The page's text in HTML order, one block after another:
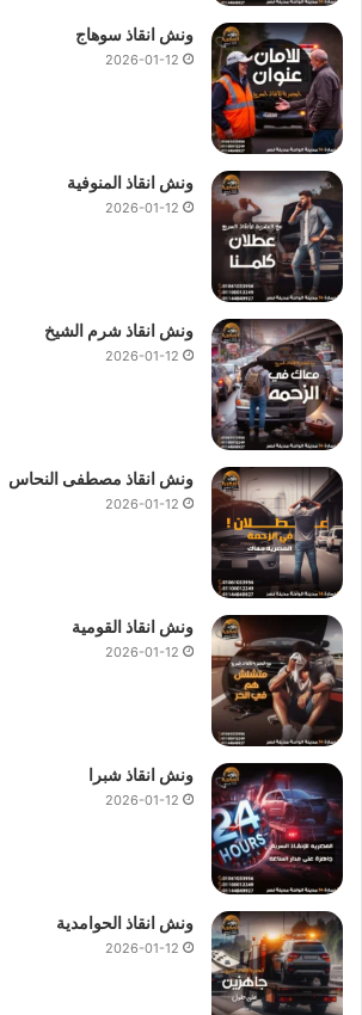
ونش انقاذ سوهاج
2026-01-12
ونش انقاذ المنوفية
2026-01-12
ونش انقاذ شرم الشيخ
2026-01-12
ونش انقاذ مصطفى النحاس
2026-01-12
ونش انقاذ القومية
2026-01-12
ونش انقاذ شبرا
2026-01-12
ونش انقاذ الحوامدية
2026-01-12